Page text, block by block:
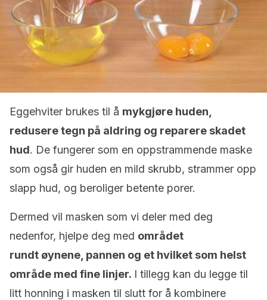
Eggehviter brukes til å mykgjøre huden,
redusere tegn på aldring og reparere skadet
hud. De fungerer som en oppstrammende maske
som også gir huden en mild skrubb, strammer opp
slapp hud, og beroliger betente porer.
Dermed vil masken som vi deler med deg
nedenfor, hjelpe deg med området
rundt øynene, pannen og et hvilket som helst
område med fine linjer. I tillegg kan du legge til
litt honning i masken til slutt for å kombinere